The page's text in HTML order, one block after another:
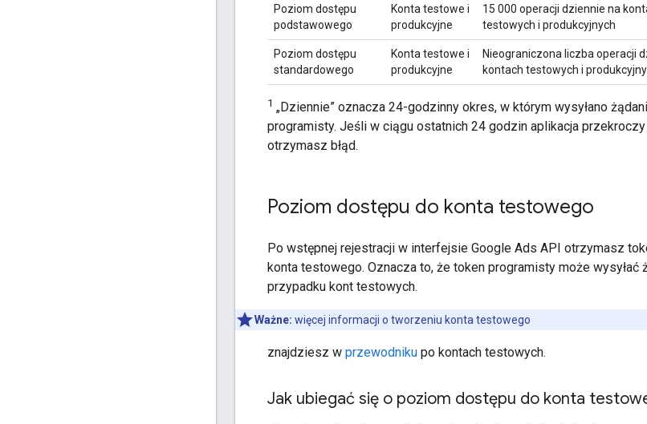
Poziom dostępu
podstawowego
Konta testowe i
produkcyjne
15 000 operacji dziennie na
testowych i produkcyjnych
Poziom dostępu
standardowego
Konta testowe i
produkcyjne
Nieograniczona liczba operacji
kontach testowych i
1 „Dziennie” oznacza 24-godzinny okres, w którym wysyłano
programisty. Jeśli w ciągu ostatnich 24 godzin aplikacja
otrzymasz błąd.
Poziom dostępu do konta testowego
Po wstępnej rejestracji w interfejsie Google Ads API otrzymasz
konta testowego. Oznacza to, że token programisty może
przypadku kont testowych.
Ważne: więcej informacji o tworzeniu konta testowego
znajdziesz w przewodniku po kontach testowych.
Jak ubiegać się o poziom dostępu do konta